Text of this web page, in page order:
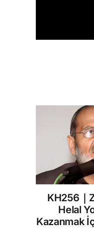
KH256｜
Helal
Kazanmak